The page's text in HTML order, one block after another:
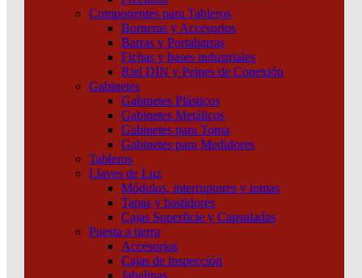
Componentes para Tableros
Borneras y Accesorios
Barras y Portabarras
Fichas y bases industriales
Riel DIN y Peines de Conexión
Gabinetes
Gabinetes Plásticos
Gabinetes Metálicos
Gabinetes para Toma
Gabinetes para Medidores
Tableros
Llaves de Luz
Módulos, interruptores y tomas
Tapas y bastidores
Cajas Superficie y Capsuladas
Puesta a tierra
Accesorios
Cajas de inspección
Jabalinas